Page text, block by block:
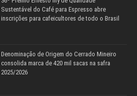
Sustentável do Café para Espresso abre
inscrições para cafeicultores de todo o Brasil
Denominação de Origem do Cerrado Mineiro
consolida marca de 420 mil sacas na safra
2025/2026